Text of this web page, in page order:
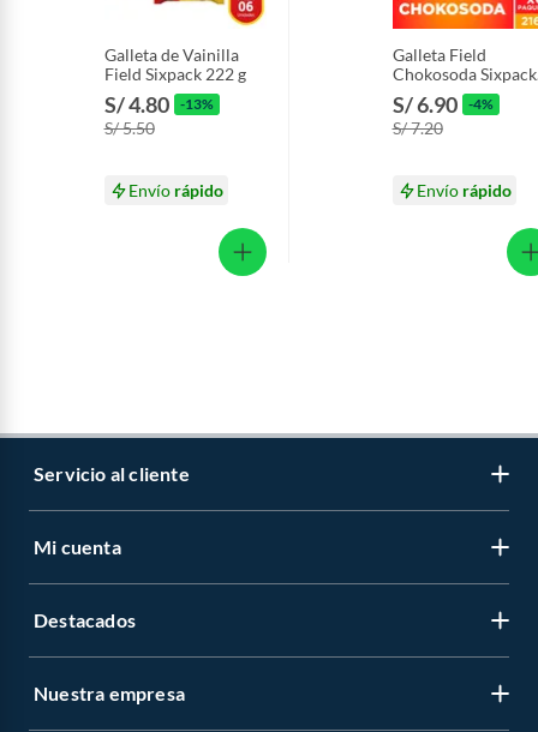
Galleta de Vainilla
Field Sixpack 222 g
S/ 4.80 -13%
S/ 5.50
Envío rápido
Galleta Field
Chokosoda Sixpack
216 g
S/ 6.90 -4%
S/ 7.20
Envío rápido
Servicio al cliente
Libro de reclamaciones
Tipos de entrega
Mi cuenta
Regístrate
Destacados
Recetas
Nuestra empresa